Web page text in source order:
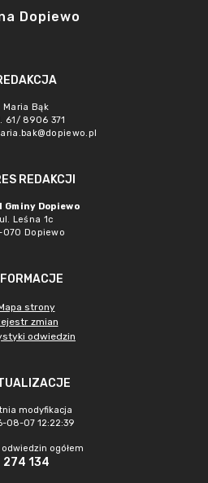
Dopiewo
Maria Bąk
61/ 8906 371
REDAKCJI
Gminy Dopiewo
ul. Leśna 1c
070 Dopiewo
strony
zmian
odwiedzin
modyfikacja
08-07 12:22:39
odwiedzin ogółem
274 134